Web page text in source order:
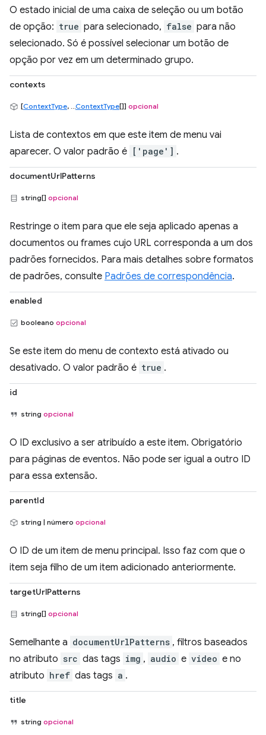
O estado inicial de uma caixa de seleção ou um botão
de opção: true para selecionado, false para não
selecionado. Só é possível selecionar um botão de
opção por vez em um determinado grupo.
contexts
[ContextType, ...ContextType[]] opcional
Lista de contextos em que este item de menu vai
aparecer. O valor padrão é ['page'] .
documentUrlPatterns
string[] opcional
Restringe o item para que ele seja aplicado apenas a
documentos ou frames cujo URL corresponda a um dos
padrões fornecidos. Para mais detalhes sobre formatos
de padrões, consulte Padrões de correspondência.
enabled
booleano opcional
Se este item do menu de contexto está ativado ou
desativado. O valor padrão é true .
id
string opcional
O ID exclusivo a ser atribuído a este item. Obrigatório
para páginas de eventos. Não pode ser igual a outro ID
para essa extensão.
parentId
string | número opcional
O ID de um item de menu principal. Isso faz com que o
item seja filho de um item adicionado anteriormente.
targetUrlPatterns
string[] opcional
Semelhante a documentUrlPatterns , filtros baseados
no atributo src das tags img , audio e video e no
atributo href das tags a .
title
string opcional